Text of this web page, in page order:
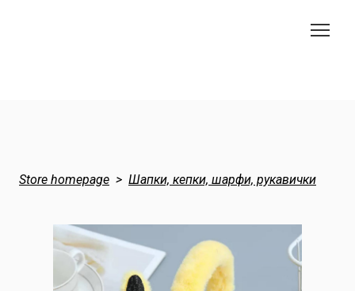
Store homepage Шапки, кепки, шарфи, рукавички